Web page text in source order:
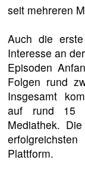
seit mehreren
Auch die
Interesse an
Episoden
Folgen rund
Insgesamt
auf rund 15
Mediathek.
Plattform.